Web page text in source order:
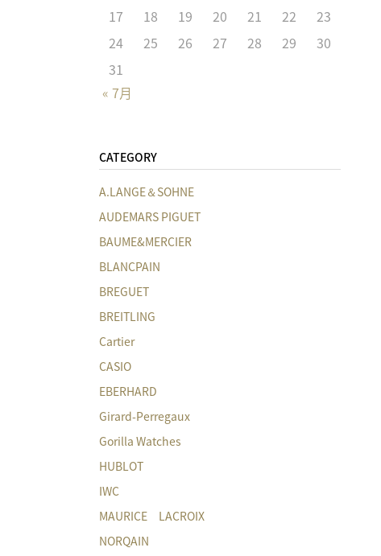
« 7月
17
18 19 20 21 22
23
24
25 26 27 28 29
30
31
CATEGORY
A.LANGE＆SOHNE
AUDEMARS PIGUET
BAUME&MERCIER
BLANCPAIN
BREGUET
BREITLING
Cartier
CASIO
EBERHARD
Girard-Perregaux
Gorilla Watches
HUBLOT
IWC
MAURICE LACROIX
NORQAIN